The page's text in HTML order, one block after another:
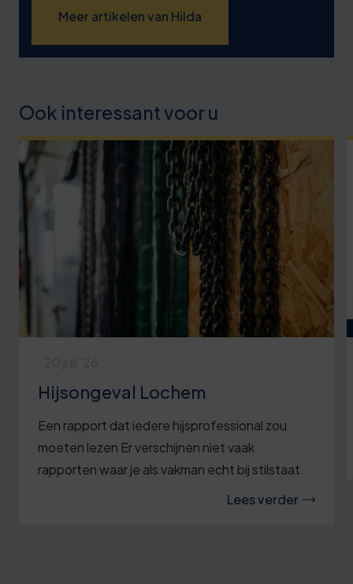
Meer artikelen van Hilda
Ook interessant voor u
Hijsongeval Lochem
Een rapport dat iedere hijsprofessional zou
moeten lezen Er verschijnen niet vaak
rapporten waar je als vakman echt bij stilstaat.
Lees verder